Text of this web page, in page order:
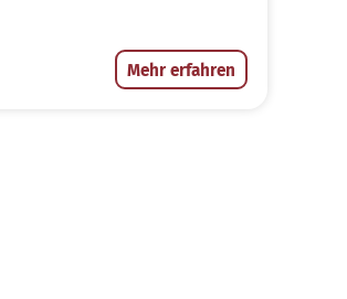
Mehr erfahren